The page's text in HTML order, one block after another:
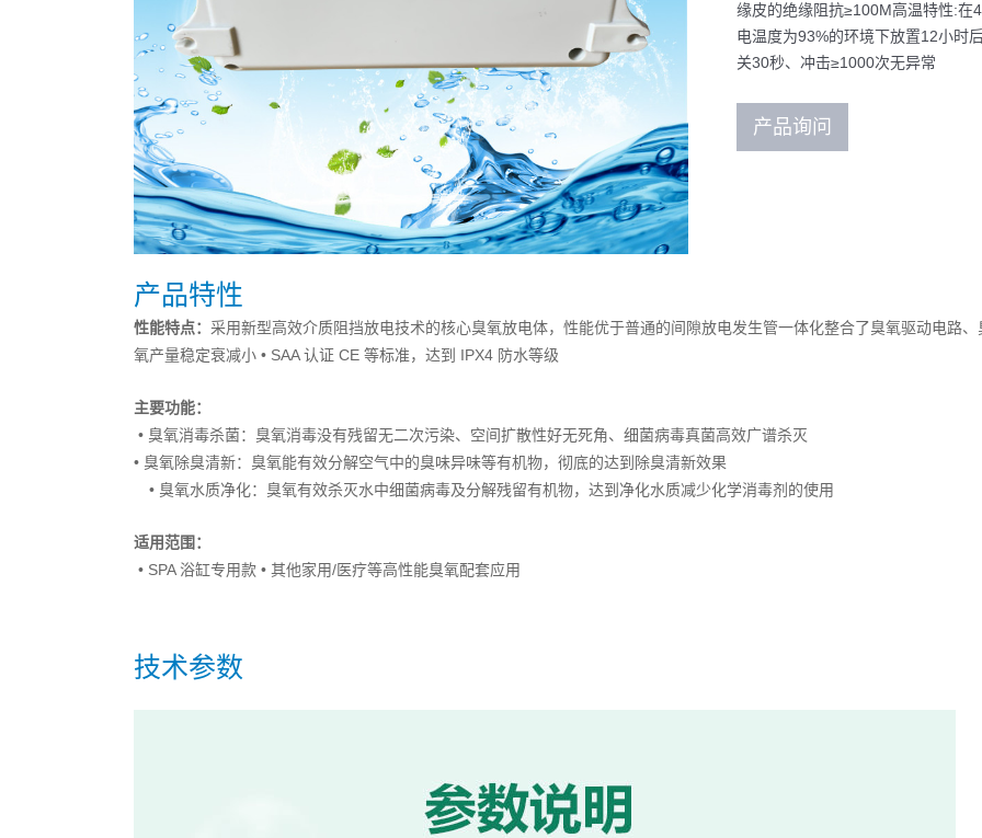
缘皮的绝缘阻抗≥100M高温特性:
电温度为93%的环境下放置12小时
关30秒、冲击≥1000次无异常
产品询问
产品特性
性能特点： 采用新型高效介质阻挡放电技术的核心臭氧放电体，性能优于普通的间隙放电发生管一体化整合了臭氧驱动电路
氧产量稳定衰减小 • SAA 认证 CE 等标准，达到 IPX4 防水等级
主要功能：
• 臭氧消毒杀菌：臭氧消毒没有残留无二次污染、空间扩散性好无死角、细菌病毒真菌高效广谱杀灭
• 臭氧除臭清新：臭氧能有效分解空气中的臭味异味等有机物，彻底的达到除臭清新效果
• 臭氧水质净化：臭氧有效杀灭水中细菌病毒及分解残留有机物，达到净化水质减少化学消毒剂的使用
适用范围：
• SPA 浴缸专用款 • 其他家用/ 医疗等高性能臭氧配套应用
技术参数